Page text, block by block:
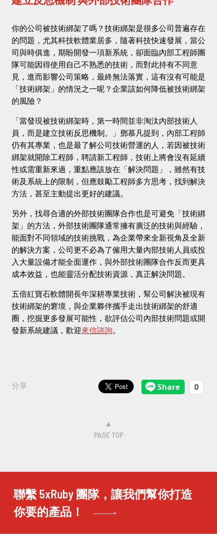
你的公司被技術綁架了嗎？技術綁架是很多公司普遍存在
的問題，尤其科技軟體業居多，隨著科技快速發展，當公
司與時俱進，期盼開發一項新系統，卻面臨內部工程師團
隊可能因得使用自己不熟悉的技術，而對此持有不同意
見，進而影響公司策略，最終無法落實，這有沒有可能是
「技術綁架」的情況之一呢？企業該如何降低被技術綁架
的風險？
「當發現被技術綁架時，第一時間並非淘汰內部技術人
員，而是建立技術反思機制。」鄧慕凡提到，內部工程師
仍有其專業，也是最了解公司技術營運的人，若因被技術
綁架就開除工程師，聘請新工程師，技術上將會沒有延續
性或需重新來過，重點應該放在「解決問題」，雖然有技
術及系統上的限制，但應鼓勵工程師多方思考，找到解決
方法，甚至主動提出更好的建議。
另外，找尋合適的外部技術團隊合作也是可避免「技術綁
架」的方法，外部技術團隊通常擁有廣泛的技術與經驗，
能面對不同領域的技術挑戰，為企業帶來全新視角及全新
的解決方案，公司更不必為了僱用大量內部技術人員或投
入大量設備才能全面運作，與外部技術團隊合作反而更具
成本效益，也能靈活分配技術資源，真正解決問題。
五倍紅寶石軟體開長年深耕專業技術，幫公司解決被現有
技術綁架的窘境，與企業夥伴攜手走出技術綁架的舒適
圈，挖掘更多發展可能性，欲評估公司內部技術問題或開
發新系統建議，歡迎來信諮詢
分享
▲
PAGE TOP
聯繫 5xRuby 團隊，讓我們幫你打造
你要的產品！